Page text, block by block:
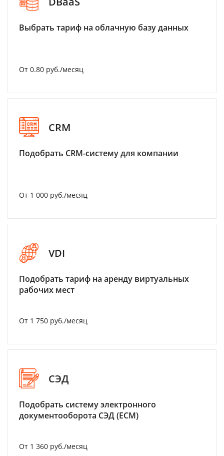
Выбрать тариф на облачную базу данных
От 0.80 руб./месяц
CRM
Подобрать CRM-систему для компании
От 1 000 руб./месяц
VDI
Подобрать тариф на аренду виртуальных
рабочих мест
От 1 750 руб./месяц
СЭД
Подобрать систему электронного
документооборота СЭД (ECM)
От 1 360 руб./месяц